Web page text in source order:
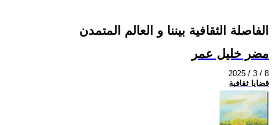
الفاصلة الثقافية بيننا و العالم المتمدن
مضر خليل عمر
2025 / 3 / 8
قضايا ثقافية